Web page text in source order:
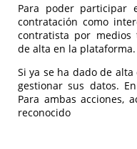
Para poder participar
contratación como
contratista por medios
de alta en la plataforma.
Si ya se ha dado de
gestionar sus datos.
Para ambas acciones,
reconocido